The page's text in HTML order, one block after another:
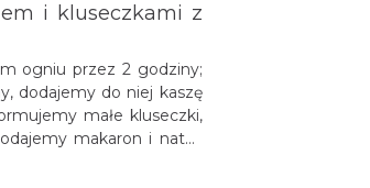
i kluseczkami z
ogniu przez 2 godziny;
dodajemy do niej kaszę
małe kluseczki,
makaron i natkę